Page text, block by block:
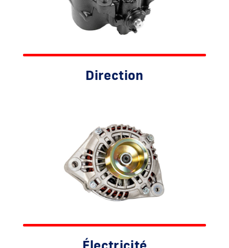
Direction